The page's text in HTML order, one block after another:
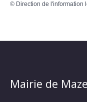
© Direction de l'information
Mairie de